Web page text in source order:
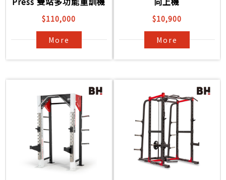
$110,000
More
$10,900
More